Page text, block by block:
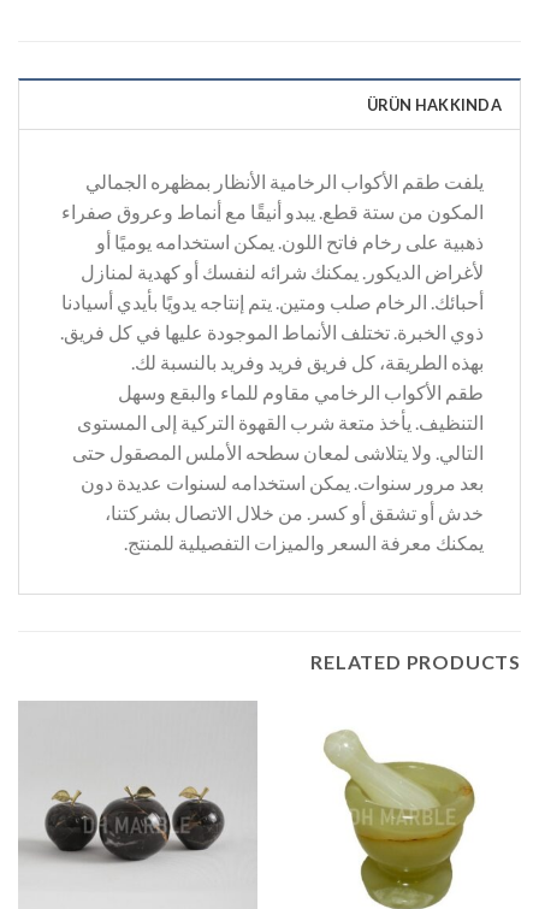
ÜRÜN HAKKINDA
يلفت طقم الأكواب الرخامية الأنظار بمظهره الجمالي
المكون من ستة قطع. يبدو أنيقًا مع أنماط وعروق صفراء
ذهبية على رخام فاتح اللون. يمكن استخدامه يوميًا أو
لأغراض الديكور. يمكنك شرائه لنفسك أو كهدية لمنازل
أحبائك. الرخام صلب ومتين. يتم إنتاجه يدويًا بأيدي أسيادنا
ذوي الخبرة. تختلف الأنماط الموجودة عليها في كل فريق.
بهذه الطريقة، كل فريق فريد وفريد ​​بالنسبة لك.
طقم الأكواب الرخامي مقاوم للماء والبقع وسهل
التنظيف. يأخذ متعة شرب القهوة التركية إلى المستوى
التالي. ولا يتلاشى لمعان سطحه الأملس المصقول حتى
بعد مرور سنوات. يمكن استخدامه لسنوات عديدة دون
خدش أو تشقق أو كسر. من خلال الاتصال بشركتنا،
يمكنك معرفة السعر والميزات التفصيلية للمنتج.
RELATED PRODUCTS